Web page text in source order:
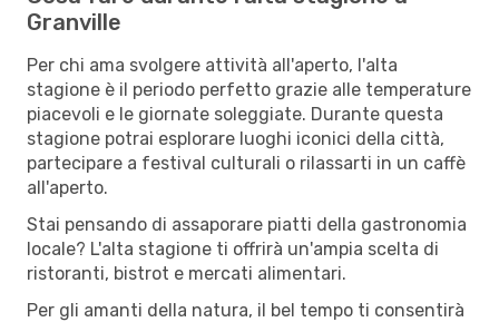
Granville
Per chi ama svolgere attività all'aperto, l'alta
stagione è il periodo perfetto grazie alle temperature
piacevoli e le giornate soleggiate. Durante questa
stagione potrai esplorare luoghi iconici della città,
partecipare a festival culturali o rilassarti in un caffè
all'aperto.
Stai pensando di assaporare piatti della gastronomia
locale? L'alta stagione ti offrirà un'ampia scelta di
ristoranti, bistrot e mercati alimentari.
Per gli amanti della natura, il bel tempo ti consentirà